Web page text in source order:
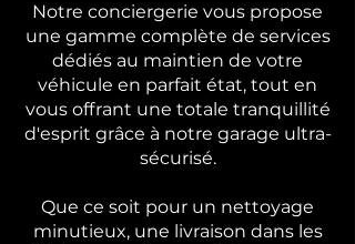
Notre conciergerie vous propose
une gamme complète de services
dédiés au maintien de votre
véhicule en parfait état, tout en
vous offrant une totale tranquillité
d'esprit grâce à notre garage ultra-
sécurisé.
Que ce soit pour un nettoyage
minutieux, une livraison dans les